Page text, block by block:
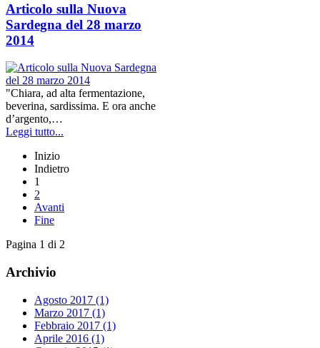
Articolo sulla Nuova
Sardegna del 28 marzo
2014
"Chiara, ad alta fermentazione,
beverina, sardissima. E ora anche
d’argento,…
Leggi tutto...
Inizio
Indietro
1
2
Avanti
Fine
Pagina 1 di 2
Archivio
Agosto 2017 (1)
Marzo 2017 (1)
Febbraio 2017 (1)
Aprile 2016 (1)